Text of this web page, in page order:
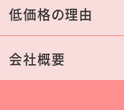
岩倉市
低価格の理由
会社概要